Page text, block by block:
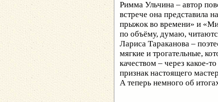
Римма Ульчина – автор
встрече она представила
прыжок во времени» и
по объёму, думаю,
Лариса Тараканова –
мягкие и трогательные,
качеством – через какое-
признак настоящего
А теперь немного об